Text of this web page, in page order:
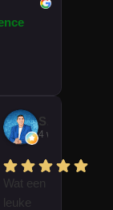
4 weken geleden
Wat een
leuke